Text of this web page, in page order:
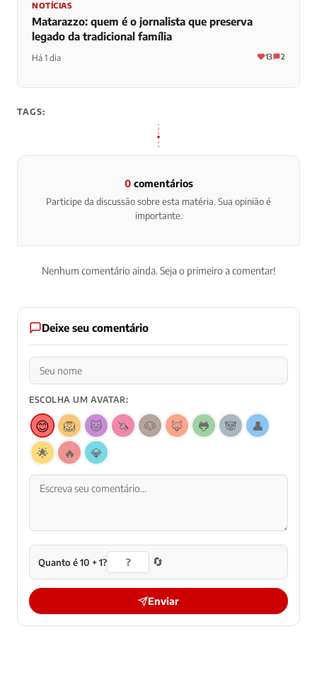
NOTÍCIAS
Matarazzo: quem é o jornalista que preserva
legado da tradicional família
Há 1 dia 13 2
TAGS:
0comentários
Participe da discussão sobre esta matéria. Sua opinião é
importante.
Nenhum comentário ainda. Seja o primeiro a comentar!
Deixe seu comentário
ESCOLHA UM AVATAR:
😊 🦁 🐱 🦄 🐶 🦊 🐸 🐼
👤
🌟
🔥 💎
Quanto é 10 + 1? 🔄
Enviar